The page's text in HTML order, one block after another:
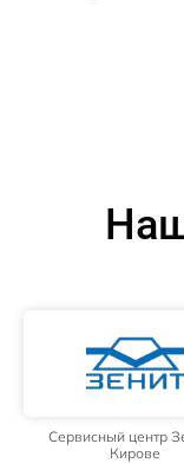
Сервисный центр
Кирове